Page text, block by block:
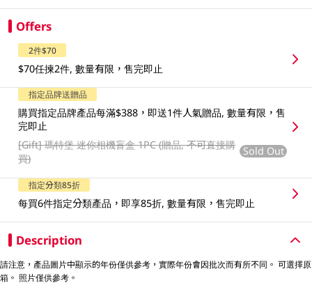
Offers
2件$70
$70任揀2件, 數量有限，售完即止
指定品牌送贈品
購買指定品牌產品每滿$388，即送1件人氣贈品, 數量有限，售
完即止
[Gift]瑪特堡 迷你相機盲盒 1PC (贈品, 不可直接購
買)
Sold Out
指定分類85折
每買6件指定分類產品，即享85折, 數量有限，售完即止
Description
請注意，產品圖片中顯示的年份僅供參考，實際年份會因批次而有所不同。 可選擇原
箱。 照片僅供參考。